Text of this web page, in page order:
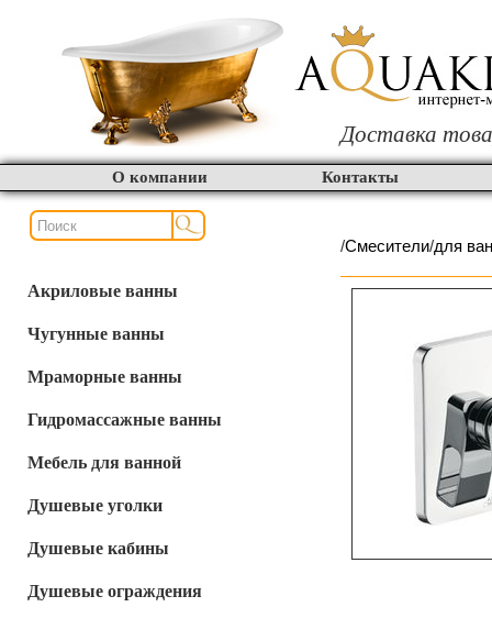
Доставка
О компании Контакты
Акриловые ванны
Чугунные ванны
Мраморные ванны
Гидромассажные ванны
Мебель для ванной
Душевые уголки
Душевые кабины
Душевые ограждения
/Смесители/для